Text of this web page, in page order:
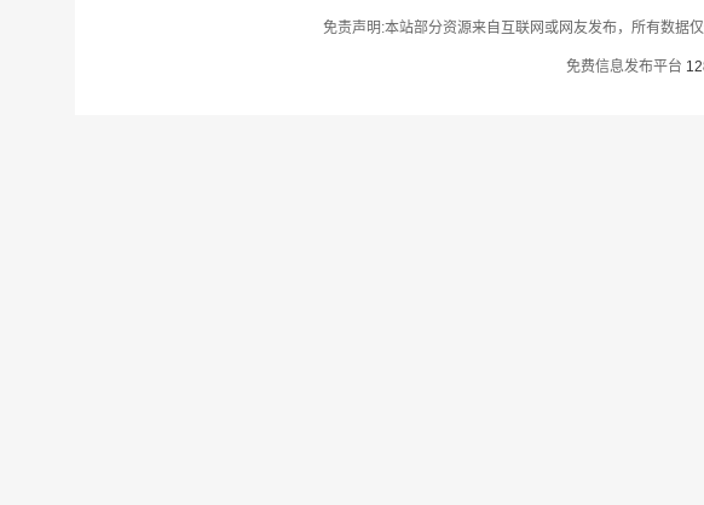
免责声明:本站部分资源来自互联网或网友发布，所有数据
免费信息发布平台